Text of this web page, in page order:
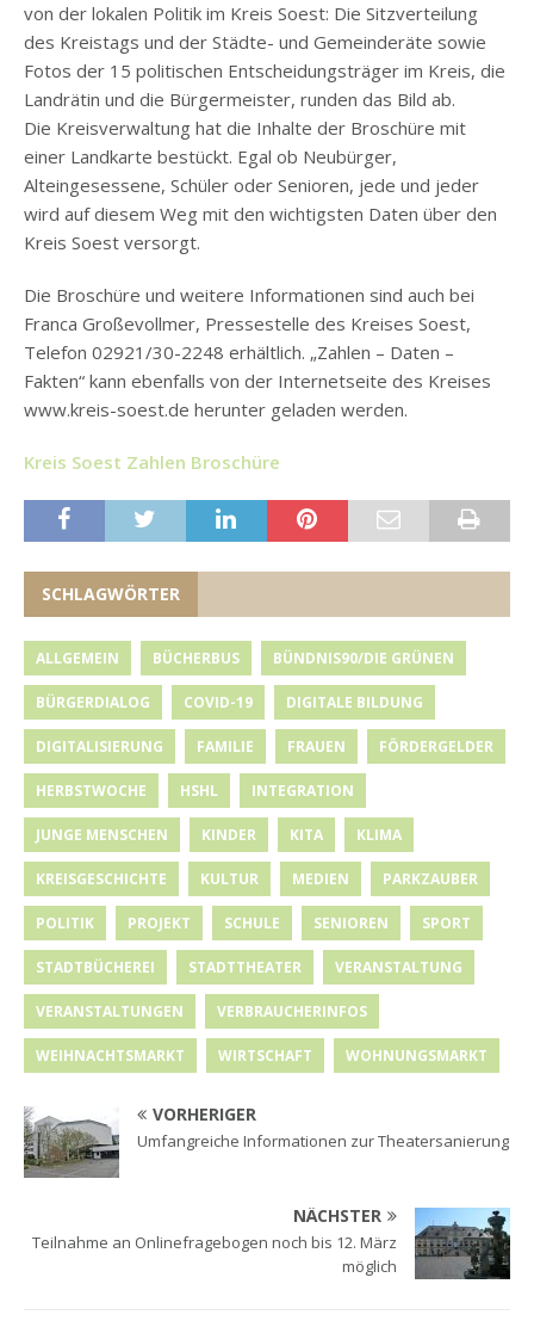
von der lokalen Politik im Kreis Soest: Die Sitzverteilung
des Kreistags und der Städte- und Gemeinderäte sowie
Fotos der 15 politischen Entscheidungsträger im Kreis, die
Landrätin und die Bürgermeister, runden das Bild ab.
Die Kreisverwaltung hat die Inhalte der Broschüre mit
einer Landkarte bestückt. Egal ob Neubürger,
Alteingesessene, Schüler oder Senioren, jede und jeder
wird auf diesem Weg mit den wichtigsten Daten über den
Kreis Soest versorgt.
Die Broschüre und weitere Informationen sind auch bei
Franca Großevollmer, Pressestelle des Kreises Soest,
Telefon 02921/30-2248 erhältlich. „Zahlen – Daten –
Fakten“ kann ebenfalls von der Internetseite des Kreises
www.kreis-soest.de herunter geladen werden.
Kreis Soest Zahlen Broschüre
SCHLAGWÖRTER
ALLGEMEIN BÜCHERBUS BÜNDNIS90/DIE GRÜNEN
BÜRGERDIALOG COVID-19 DIGITALE BILDUNG
DIGITALISIERUNG FAMILIE FRAUEN FÖRDERGELDER
HERBSTWOCHE HSHL INTEGRATION
JUNGE MENSCHEN KINDER KITA KLIMA
KREISGESCHICHTE KULTUR MEDIEN PARKZAUBER
POLITIK PROJEKT SCHULE SENIOREN SPORT
STADTBÜCHEREI STADTTHEATER VERANSTALTUNG
VERANSTALTUNGEN VERBRAUCHERINFOS
WEIHNACHTSMARKT WIRTSCHAFT WOHNUNGSMARKT
VORHERIGER
Umfangreiche Informationen zur Theatersanierung
NÄCHSTER
Teilnahme an Onlinefragebogen noch bis 12. März
möglich